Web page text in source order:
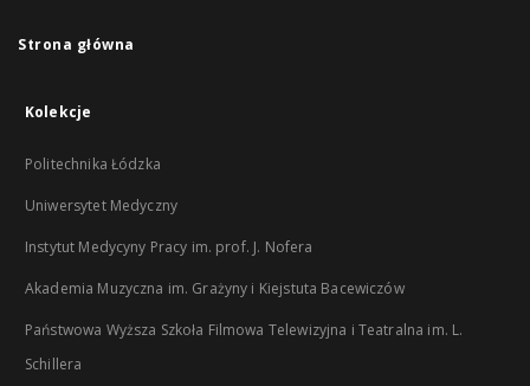
Strona główna
Kolekcje
Politechnika Łódzka
Uniwersytet Medyczny
Instytut Medycyny Pracy im. prof. J. Nofera
Akademia Muzyczna im. Grażyny i Kiejstuta Bacewiczów
Państwowa Wyższa Szkoła Filmowa Telewizyjna i Teatralna im. L.
Schillera